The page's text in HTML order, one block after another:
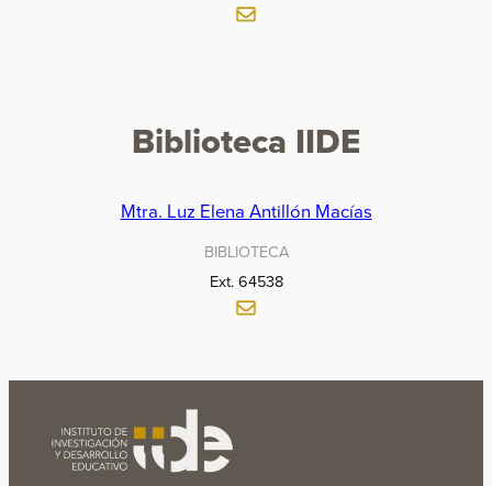
Biblioteca IIDE
Mtra. Luz Elena Antillón Macías
BIBLIOTECA
Ext. 64538